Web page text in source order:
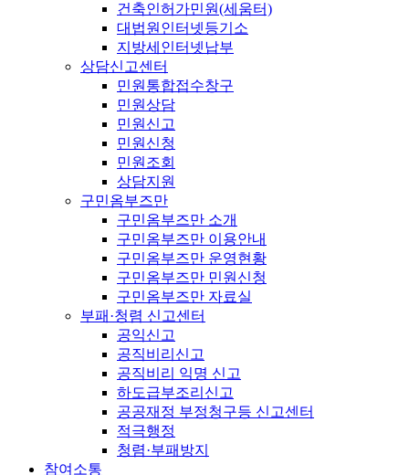
건축인허가민원(세움터)
대법원인터넷등기소
지방세인터넷납부
상담신고센터
민원통합접수창구
민원상담
민원신고
민원신청
민원조회
상담지원
구민옴부즈만
구민옴부즈만 소개
구민옴부즈만 이용안내
구민옴부즈만 운영현황
구민옴부즈만 민원신청
구민옴부즈만 자료실
부패·청렴 신고센터
공익신고
공직비리신고
공직비리 익명 신고
하도급부조리신고
공공재정 부정청구등 신고센터
적극행정
청렴·부패방지
참여소통